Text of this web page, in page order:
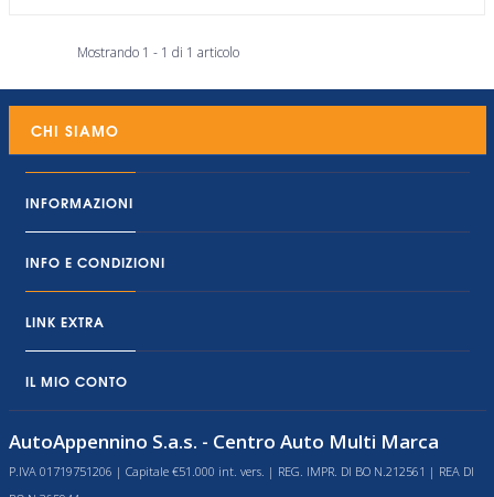
Mostrando 1 - 1 di 1 articolo
CHI SIAMO
INFORMAZIONI
INFO E CONDIZIONI
LINK EXTRA
IL MIO CONTO
AutoAppennino S.a.s. - Centro Auto Multi Marca
P.IVA 01719751206 | Capitale €51.000 int. vers. | REG. IMPR. DI BO N.212561 | REA DI